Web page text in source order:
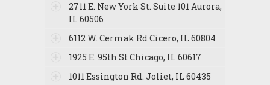
2711 E. New York St. Suite 101 Aurora,
IL 60506
6112 W. Cermak Rd Cicero, IL 60804
1925 E. 95th St Chicago, IL 60617
1011 Essington Rd. Joliet, IL 60435